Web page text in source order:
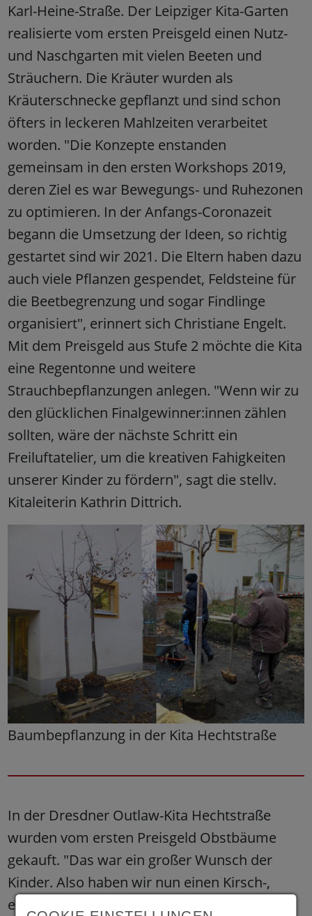
Karl-Heine-Straße. Der Leipziger Kita-Garten
realisierte vom ersten Preisgeld einen Nutz-
und Naschgarten mit vielen Beeten und
Sträuchern. Die Kräuter wurden als
Kräuterschnecke gepflanzt und sind schon
öfters in leckeren Mahlzeiten verarbeitet
worden. "Die Konzepte enstanden
gemeinsam in den ersten Workshops 2019,
deren Ziel es war Bewegungs- und Ruhezonen
zu optimieren. In der Anfangs-Coronazeit
begann die Umsetzung der Ideen, so richtig
gestartet sind wir 2021. Die Eltern haben dazu
auch viele Pflanzen gespendet, Feldsteine für
die Beetbegrenzung und sogar Findlinge
organisiert", erinnert sich Christiane Engelt.
Mit dem Preisgeld aus Stufe 2 möchte die Kita
eine Regentonne und weitere
Strauchbepflanzungen anlegen. "Wenn wir zu
den glücklichen Finalgewinner:innen zählen
sollten, wäre der nächste Schritt ein
Freiluftatelier, um die kreativen Fahigkeiten
unserer Kinder zu fördern", sagt die stellv.
Kitaleiterin Kathrin Dittrich.
Baumbepflanzung in der Kita Hechtstraße
In der Dresdner Outlaw-Kita Hechtstraße
wurden vom ersten Preisgeld Obstbäume
gekauft. "Das war ein großer Wunsch der
Kinder. Also haben wir nun einen Kirsch-,
einen Apfel- und einen Zwetschgenbaum im